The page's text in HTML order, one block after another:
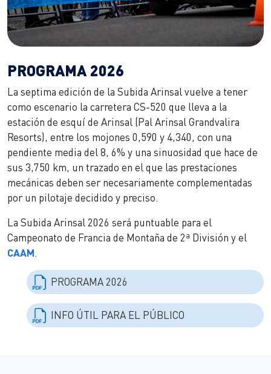
PROGRAMA 2026
La septima edición de la Subida Arinsal vuelve a tener
como escenario la carretera CS-520 que lleva a la
estación de esquí de Arinsal (Pal Arinsal Grandvalira
Resorts), entre los mojones 0,590 y 4,340, con una
pendiente media del 8, 6% y una sinuosidad que hace de
sus 3,750 km, un trazado en el que las prestaciones
mecánicas deben ser necesariamente complementadas
por un pilotaje decidido y preciso.
La Subida Arinsal 2026 será puntuable para el
Campeonato de Francia de Montaña de 2ª División y el
CAAM.
PROGRAMA 2026
INFO ÚTIL PARA EL PÚBLICO